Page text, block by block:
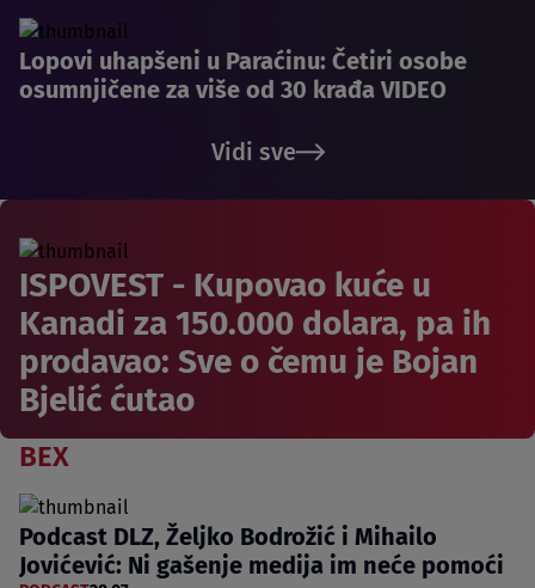
Lopovi uhapšeni u Paraćinu: Četiri osobe
osumnjičene za više od 30 krađa VIDEO
Vidi sve
ISPOVEST - Kupovao kuće u
Kanadi za 150.000 dolara, pa ih
prodavao: Sve o čemu je Bojan
Bjelić ćutao
BEX
Podcast DLZ, Željko Bodrožić i Mihailo
Jovićević: Ni gašenje medija im neće pomoći